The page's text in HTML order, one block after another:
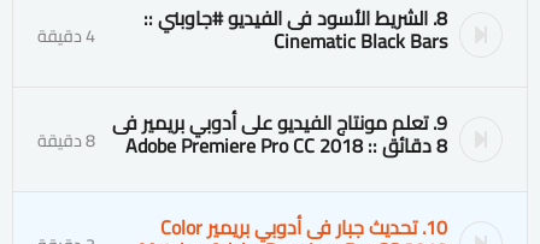
8. الشريط الأسود فى الفيديو #جاوبني ::
Cinematic Black Bars 4 دقيقة
9. تعلم مونتاج الفيديو على أدوبي بريمير فى
8 دقائق :: Adobe Premiere Pro CC 2018 8 دقيقة
10. تحديث جبار فى أدوبي بريمير Color